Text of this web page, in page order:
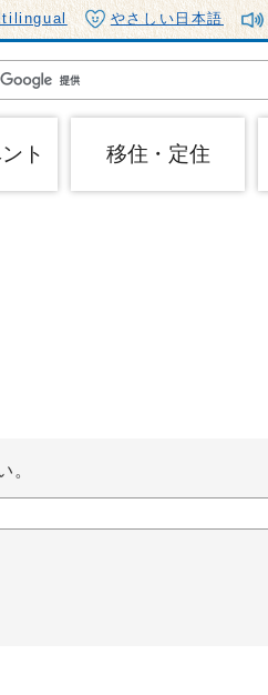
やさしい日本語
ト 移住・定住
。